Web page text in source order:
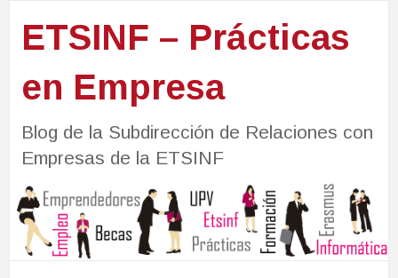
ETSINF – Prácticas
en Empresa
Blog de la Subdirección de Relaciones con
Empresas de la ETSINF